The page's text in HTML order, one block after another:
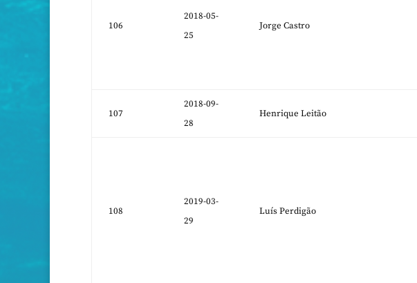
106
2018-05-
25
Jorge Castro
107
2018-09-
28
Henrique Leitão
108
2019-03-
29
Luís Perdigão